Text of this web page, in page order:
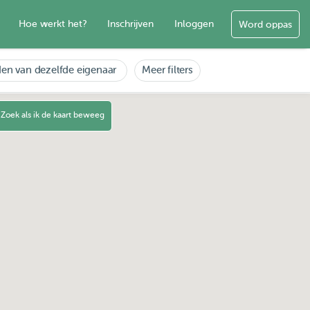
Hoe werkt het? Inschrijven Inloggen Word oppas
van dezelfde eigenaar Meer filters
Zoek als ik de kaart beweeg